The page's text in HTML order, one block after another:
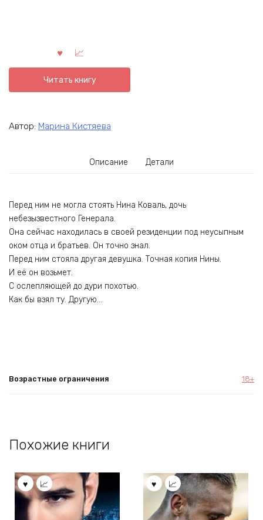
Читать книгу
Автор: Марина Кистяева
Описание Детали
Перед ним не могла стоять Нина Коваль, дочь
небезызвестного Генерала.
Она сейчас находилась в своей резиденции под неусыпным
оком отца и братьев. Он точно знал.
Перед ним стояла другая девушка. Точная копия Нины.
И её он возьмет.
С ослепляющей до дури похотью.
Как бы взял ту. Другую…
Возрастные ограничения 18+
Похожие книги